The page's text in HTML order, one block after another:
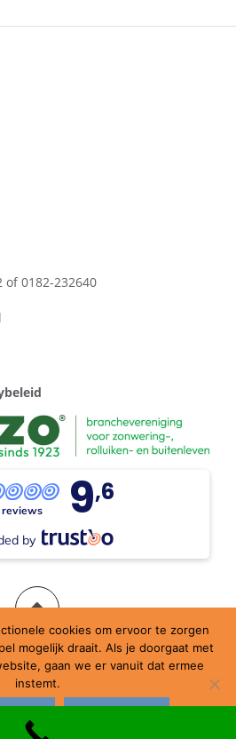
of 0182-232640
reviews 9,6
by
| Thema:Amadeusdoor
Themeisle.
cookies om ervoor te zorgen
mogelijk draait. Als je doorgaat met
gaan we er vanuit dat ermee
instemt.
je